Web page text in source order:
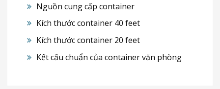
Nguồn cung cấp container
Kích thước container 40 feet
Kích thước container 20 feet
Kết cấu chuẩn của container văn phòng